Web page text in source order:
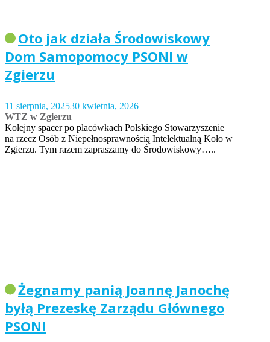
Oto jak działa Środowiskowy
Dom Samopomocy PSONI w
Zgierzu
11 sierpnia, 202530 kwietnia, 2026
WTZ w Zgierzu
Kolejny spacer po placówkach Polskiego Stowarzyszenie
na rzecz Osób z Niepełnosprawnością Intelektualną Koło w
Zgierzu. Tym razem zapraszamy do Środowiskowy…..
Żegnamy panią Joannę Janochę
byłą Prezeskę Zarządu Głównego
PSONI